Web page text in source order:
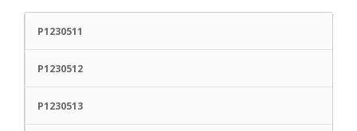
P1230511
P1230512
P1230513